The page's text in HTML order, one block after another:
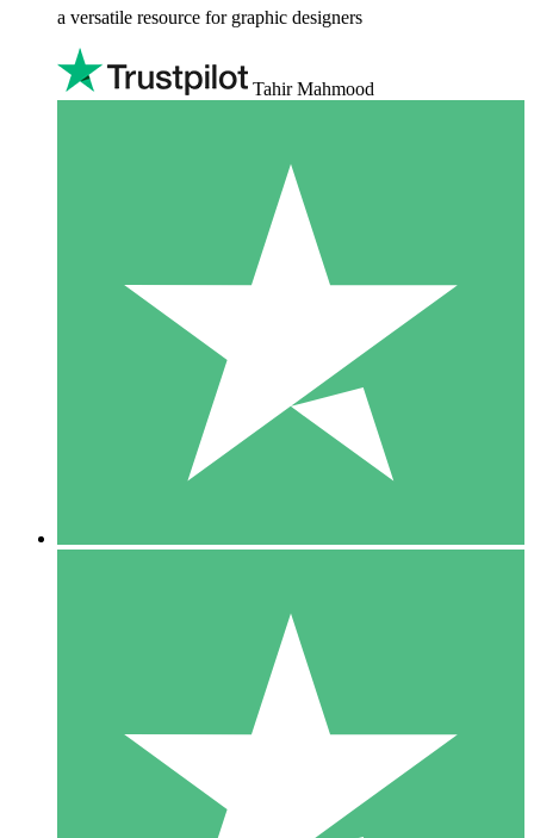
a versatile resource for graphic designers
Tahir Mahmood